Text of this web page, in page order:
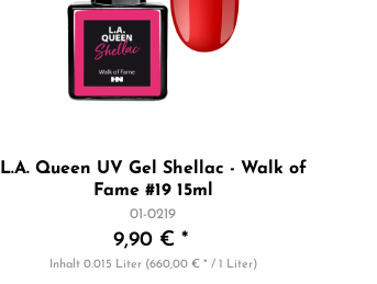
L.A. Queen UV Gel Shellac - Walk of
Fame #19 15ml
01-0219
9,90 € *
Inhalt 0.015 Liter (660,00 € * / 1 Liter)